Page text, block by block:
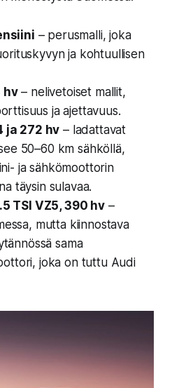
– perusmalli, joka
ja kohtuullisen
hv– nelivetoiset mallit,
ja ajettavuus.
ja 272 hv – ladattavat
50–60 km sähköllä,
ja sähkömoottorin
täysin sulavaa.
TSI VZ5, 390 hv–
mutta kiinnostava
sama
joka on tuttu Audi